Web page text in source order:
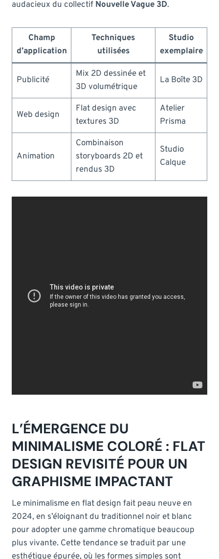
audacieux du collectif Nouvelle Vague 3D.
Champ
d’application
Techniques
utilisées
Studio
exemplaire
Publicité
Mix 2D dessinée et
3D volumétrique
La Boîte 3D
Web design
Flat design avec
textures 3D
Atelier
Prisma
Animation
Combinaison
storyboards 2D et
rendus 3D
Studio
Calque
L’ÉMERGENCE DU
MINIMALISME COLORÉ : FLAT
DESIGN REVISITÉ POUR UN
GRAPHISME IMPACTANT
Le minimalisme en flat design fait peau neuve en
2024, en s’éloignant du traditionnel noir et blanc
pour adopter une gamme chromatique beaucoup
plus vivante. Cette tendance se traduit par une
esthétique épurée, où les formes simples sont